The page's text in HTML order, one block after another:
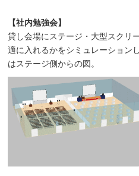
【社内勉強会】
貸し会場にステージ・大型スクリ
適に入れるかをシミュレーション
はステージ側からの図。